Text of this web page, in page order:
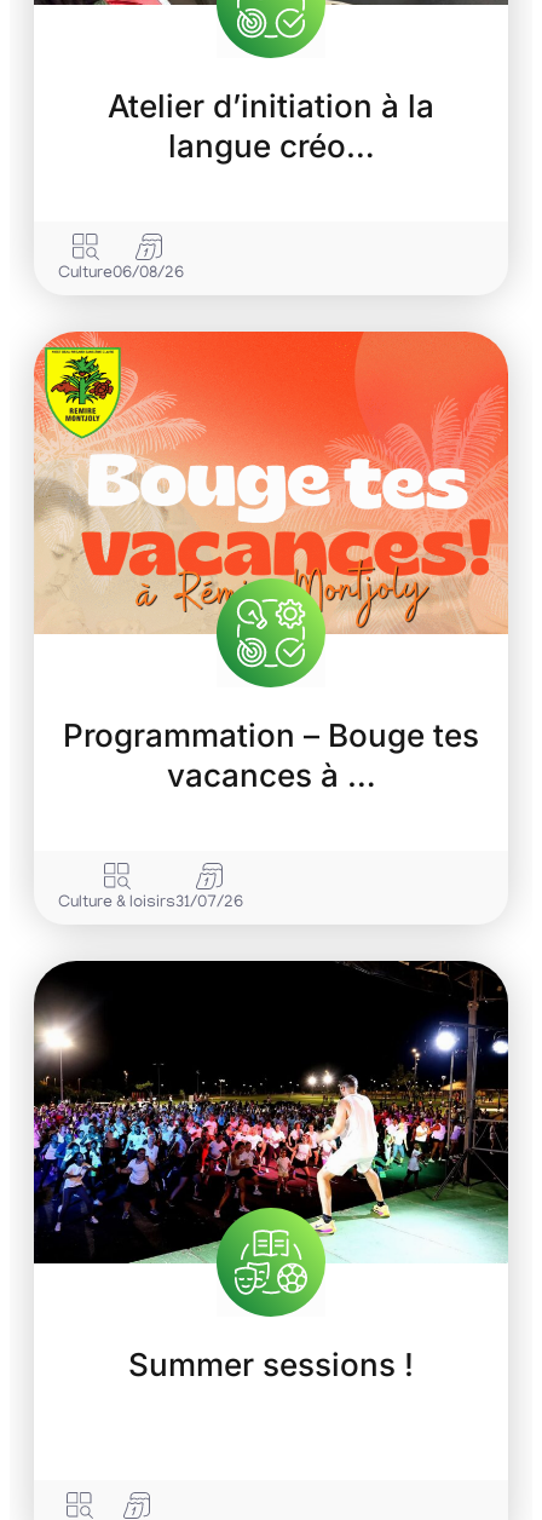
Atelier d’initiation à la
langue créo…
Culture06/08/26
Programmation – Bouge tes
vacances à …
Culture & loisirs31/07/26
Summer sessions !